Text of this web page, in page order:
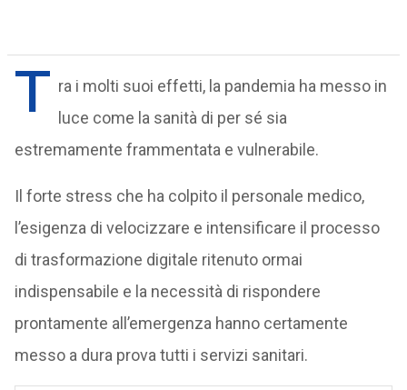
T ra i molti suoi effetti, la pandemia ha messo in
luce come la sanità di per sé sia
estremamente frammentata e vulnerabile.
Il forte stress che ha colpito il personale medico,
l’esigenza di velocizzare e intensificare il processo
di trasformazione digitale ritenuto ormai
indispensabile e la necessità di rispondere
prontamente all’emergenza hanno certamente
messo a dura prova tutti i servizi sanitari.